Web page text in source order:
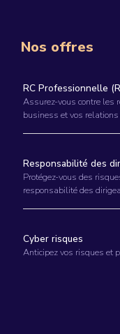
Nos offres
RC Professionnelle
Assurez-vous contre les
business et vos
Responsabilité des
Protégez-vous des
responsabilité des
Cyber risques
Anticipez vos risques et